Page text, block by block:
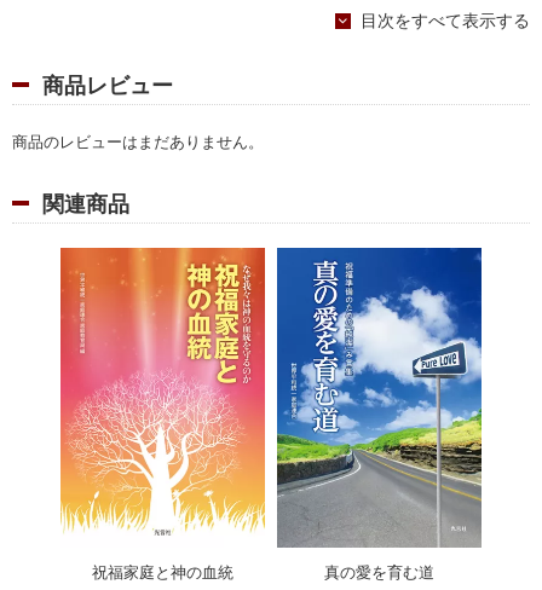
第３章 血統復帰のための摂理歴史
１．旧約聖書に記された血統復帰のための摂理
３．再臨主、真の父母を中心とする復帰摂理
第４章 祝福結婚の意義と価値
１．真の父母によってもたらされた祝福結婚価値
２．祝福結婚の意義
３．血統転換のプロセス
４．理想相対
第５章 神の血統を守るべき祝福家庭
１．祝福家庭の歴史的位置
２．絶対「性」の基準
３．血統を守るための日々の信仰生活
目次をすべて表示する
商品レビュー
商品のレビューはまだありません。
関連商品
祝福家庭と神の血統
真の愛を育む道